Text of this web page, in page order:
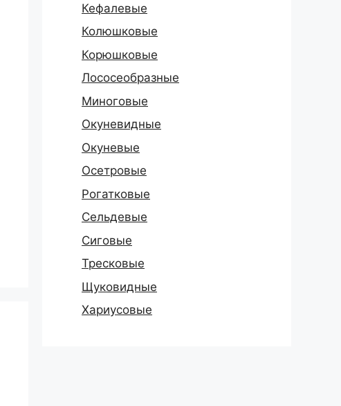
Кефалевые
Колюшковые
Корюшковые
Лососеобразные
Миноговые
Окуневидные
Окуневые
Осетровые
Рогатковые
Сельдевые
Сиговые
Тресковые
Щуковидные
Хариусовые